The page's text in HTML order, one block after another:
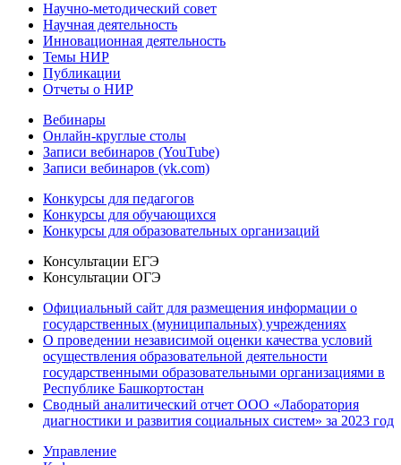
Научно-методический совет
Научная деятельность
Инновационная деятельность
Темы НИР
Публикации
Отчеты о НИР
Вебинары
Онлайн-круглые столы
Записи вебинаров (YouTube)
Записи вебинаров (vk.com)
Конкурсы для педагогов
Конкурсы для обучающихся
Конкурсы для образовательных организаций
Консультации ЕГЭ
Консультации ОГЭ
Официальный сайт для размещения информации о
государственных (муниципальных) учреждениях
О проведении независимой оценки качества условий
осуществления образовательной деятельности
государственными образовательными организациями в
Республике Башкортостан
Сводный аналитический отчет ООО «Лаборатория
диагностики и развития социальных систем» за 2023 год
Управление